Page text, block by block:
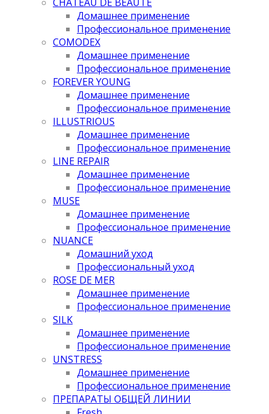
Домашнее применение
Профессиональное применение
COMODEX
Домашнее применение
Профессиональное применение
FOREVER YOUNG
Домашнее применение
Профессиональное применение
ILLUSTRIOUS
Домашнее применение
Профессиональное применение
LINE REPAIR
Домашнее применение
Профессиональное применение
MUSE
Домашнее применение
Профессиональное применение
NUANCE
Домашний уход
Профессиональный уход
ROSE DE MER
Домашнее применение
Профессиональное применение
SILK
Домашнее применение
Профессиональное применение
UNSTRESS
Домашнее применение
Профессиональное применение
ПРЕПАРАТЫ ОБЩЕЙ ЛИНИИ